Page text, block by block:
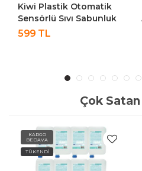
Kiwi Plastik Otomatik
Sensörlü Sıvı Sabunluk
Ve Dezenfektan KSD-
599 TL
Çok
KARGO
BEDAVA
TÜKENDİ